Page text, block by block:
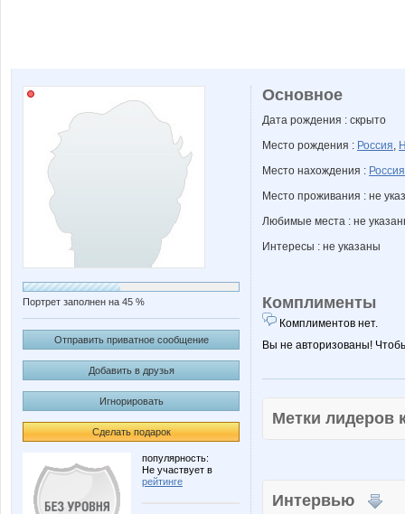
Портрет заполнен на 45 %
Отправить приватное сообщение
Добавить в друзья
Игнорировать
Сделать подарок
популярность:
Не участвует в
рейтинге
Основное
Дата рождения : скрыто
Место рождения : Россия,
Место нахождения : Россия
Место проживания : не
Любимые места : не
Интересы : не указаны
Комплименты
Комплиментов нет.
Вы не авторизованы!
Метки
Интервью